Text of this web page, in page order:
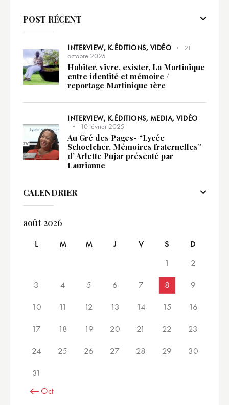
POST RÉCENT
INTERVIEW, K.ÉDITIONS, VIDÉO
21
octobre 2025
Habiter, vivre, exister, La Martinique
entre identité et mémoire /
reportage Martinique 1ère
INTERVIEW, K.ÉDITIONS, MEDIA, VIDÉO
10 février 2025
Au Gré des Pages- “Lycée
Schoelcher, Mémoires fraternelles”
d’ Arlette Pujar présenté par
Laurianne
CALENDRIER
août 2026
L
M M J V S
D
1
2
3
4 5 6 7 8
9
10
11 12 13 14 15
16
17
18 19 20 21 22
23
24
25 26 27 28 29
30
31
« Oct